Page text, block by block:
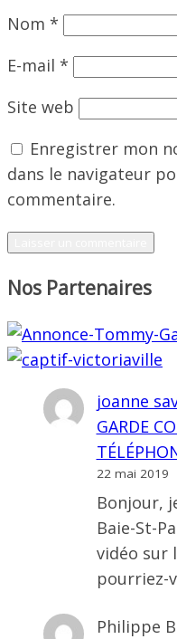
Nom *
E-mail *
Site web
Enregistrer mon
dans le navigateur
commentaire.
Nos Partenaires
joanne
GARDE
22 mai 2019
Bonjour,
Baie-St-
vidéo sur
pourriez-
Philippe